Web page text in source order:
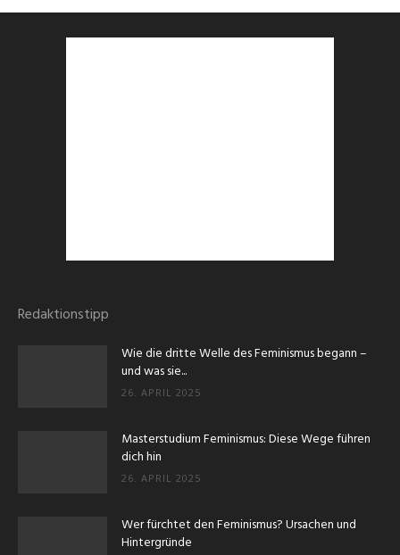
Redaktionstipp
Wie die dritte Welle des Feminismus begann –
und was sie...
26. APRIL 2025
Masterstudium Feminismus: Diese Wege führen
dich hin
26. APRIL 2025
Wer fürchtet den Feminismus? Ursachen und
Hintergründe